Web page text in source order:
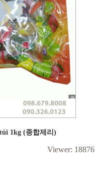
1kg (종합제리)
Viewer: 18876